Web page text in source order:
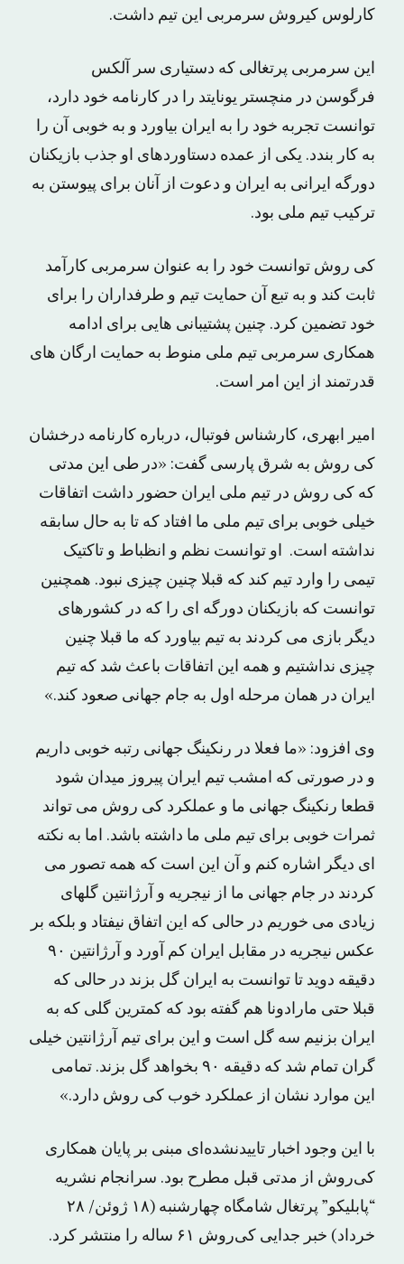
کارلوس کی‎روش سرمربی این تیم داشت.
این سرمربی پرتغالی که دستیاری سر آلکس
فرگوسن در منچستر یونایتد را در کارنامه خود دارد،
توانست تجربه خود را به ایران بیاورد و به خوبی آن را
به کار بندد. یکی از عمده دستاوردهای او جذب بازیکنان
دورگه ایرانی به ایران و دعوت از آنان برای پیوستن به
ترکیب تیم ملی بود.
کی روش توانست خود را به عنوان سرمربی کارآمد
ثابت کند و به تبع آن حمایت تیم و طرفداران را برای
خود تضمین کرد. چنین پشتیبانی هایی برای ادامه
همکاری سرمربی تیم ملی منوط به حمایت ارگان های
قدرتمند از این امر است.
امیر ابهری، کارشناس فوتبال، درباره کارنامه درخشان
کی روش به شرق پارسی گفت: «در طی این مدتی
که کی روش در تیم ملی ایران حضور داشت اتفاقات
خیلی خوبی برای تیم ملی ما افتاد که تا به حال سابقه
نداشته است. او توانست نظم و انظباط و تاکتیک
تیمی را وارد تیم کند که قبلا چنین چیزی نبود. همچنین
توانست که بازیکنان دورگه ای را که در کشورهای
دیگر بازی می کردند به تیم بیاورد که ما قبلا چنین
چیزی نداشتیم و همه این اتفاقات باعث شد که تیم
ایران در همان مرحله اول به جام جهانی صعود کند.»
وی افزود: «ما فعلا در رنکینگ جهانی رتبه خوبی داریم
و در صورتی که امشب تیم ایران پیروز میدان شود
قطعا رنکینگ جهانی ما و عملکرد کی روش می تواند
ثمرات خوبی برای تیم ملی ما داشته باشد. اما به نکته
ای دیگر اشاره کنم و آن این است که همه تصور می
کردند در جام جهانی ما از نیجریه و آرژانتین گلهای
زیادی می خوریم در حالی که این اتفاق نیفتاد و بلکه بر
عکس نیجریه در مقابل ایران کم آورد و آرژانتین ۹۰
دقیقه دوید تا توانست به ایران گل بزند در حالی که
قبلا حتی مارادونا هم گفته بود که کمترین گلی که به
ایران بزنیم سه گل است و این برای تیم آرژانتین خیلی
گران تمام شد که دقیقه ۹۰ بخواهد گل بزند. تمامی
این موارد نشان از عملکرد خوب کی روش دارد.»
با این وجود اخبار تاییدنشده‌ای مبنی بر پایان همکاری
کی‌روش از مدتی قبل مطرح بود. سرانجام نشریه
“پابلیکو” پرتغال شامگاه چهارشنبه (۱۸ ژوئن/ ۲۸
خرداد) خبر جدایی کی‌روش ۶۱ ساله را منتشر کرد.